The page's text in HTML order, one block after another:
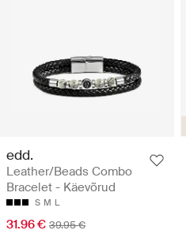
edd.
Leather/Beads Combo
Bracelet - Käevõrud
S M L
31.96 € 39.95 €